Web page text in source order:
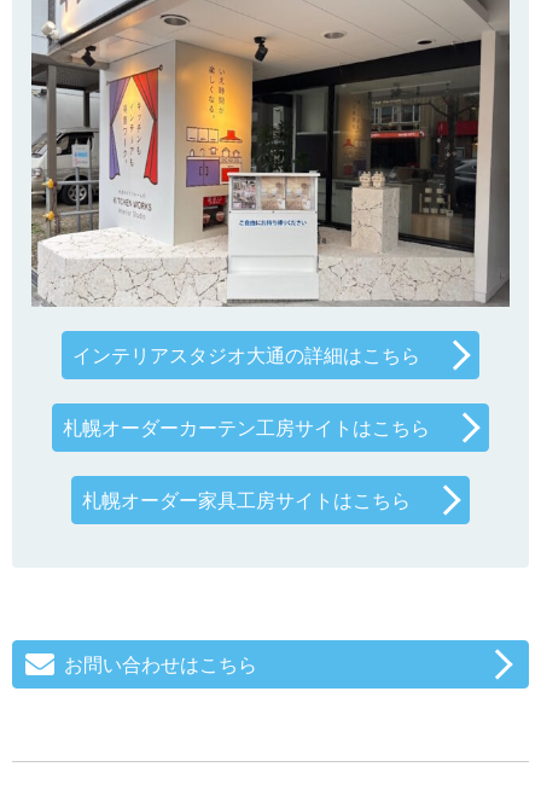
インテリアスタジオ大通の詳細はこちら
札幌オーダーカーテン工房サイトはこちら
札幌オーダー家具工房サイトはこちら
お問い合わせはこちら